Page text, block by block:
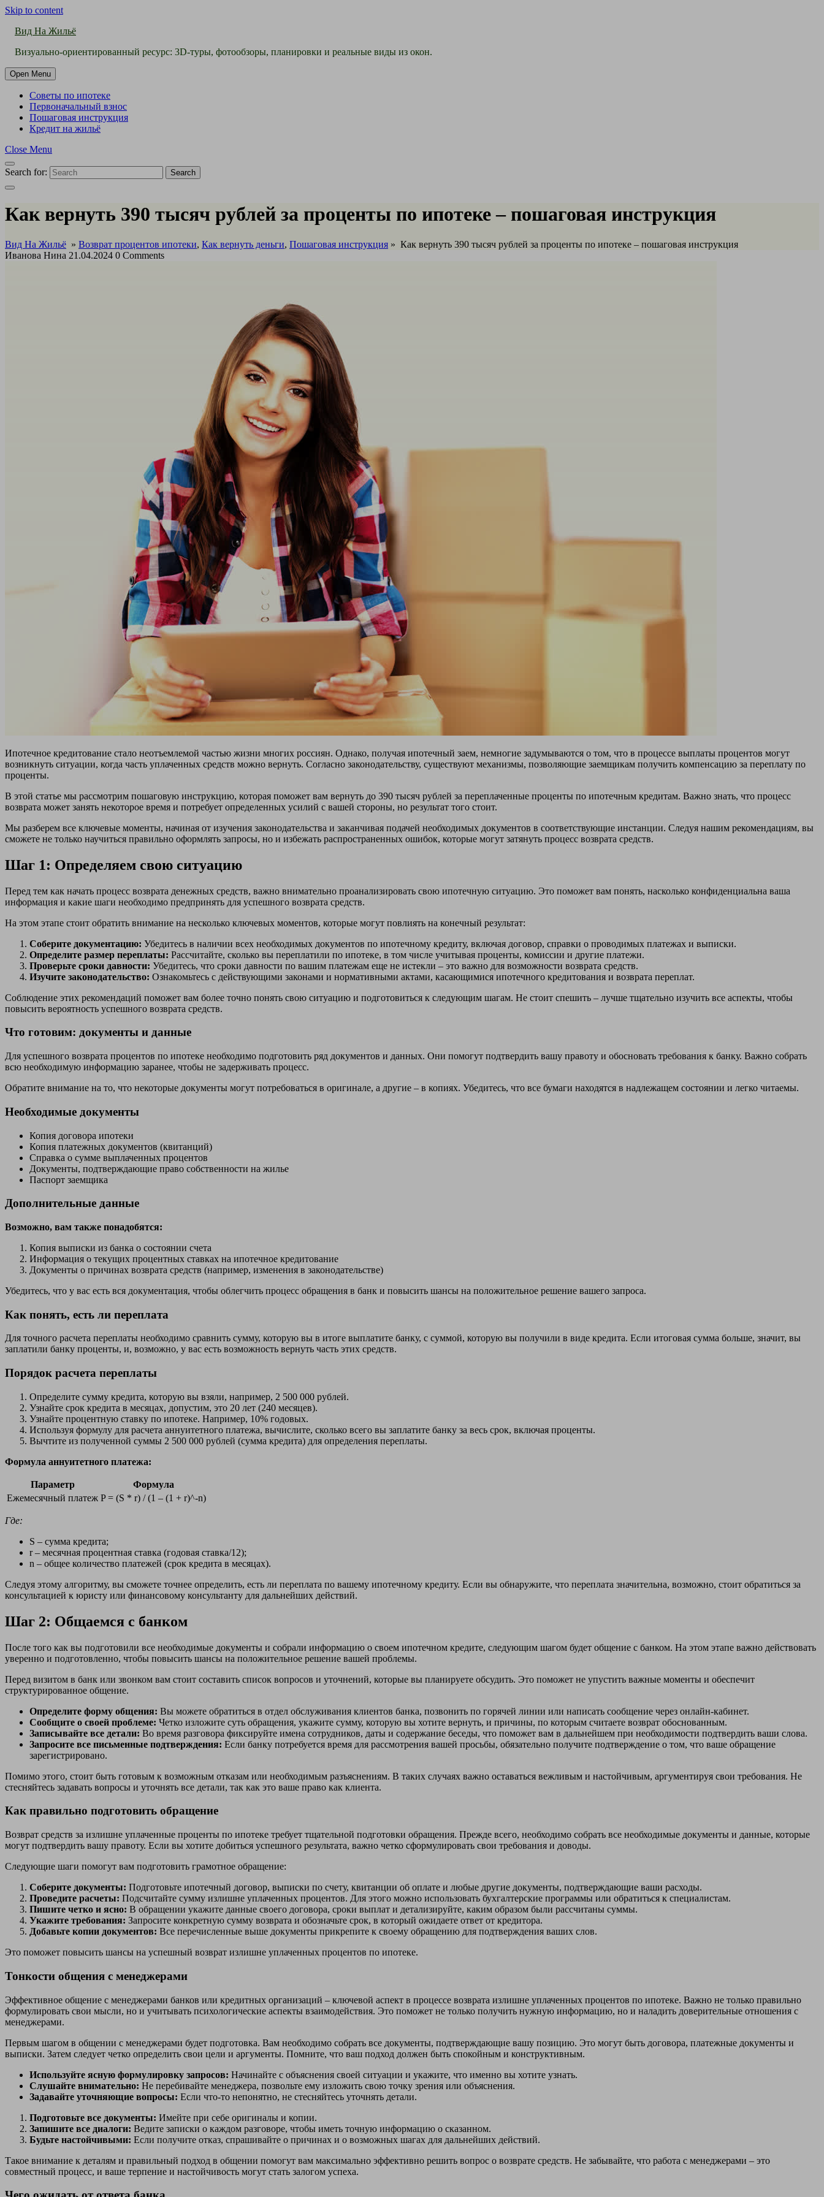
Skip to content
Вид На Жильё
Визуально-ориентированный ресурс: 3D-туры, фотообзоры, планировки и реальные виды из окон.
Open Menu
Советы по ипотеке
Первоначальный взнос
Пошаговая инструкция
Кредит на жильё
Close Menu
Search for: Search
Как вернуть 390 тысяч рублей за проценты по ипотеке – пошаговая инструкция
Вид На Жильё » Возврат процентов ипотеки, Как вернуть деньги, Пошаговая инструкция » Как вернуть 390 тысяч рублей за проценты по ипотеке – пошаговая инструкция
Иванова Нина 21.04.2024 0 Comments
Ипотечное кредитование стало неотъемлемой частью жизни многих россиян. Однако, получая ипотечный заем, немногие задумываются о том, что в процессе выплаты процентов могут
возникнуть ситуации, когда часть уплаченных средств можно вернуть. Согласно законодательству, существуют механизмы, позволяющие заемщикам получить компенсацию за переплату по
проценты.
В этой статье мы рассмотрим пошаговую инструкцию, которая поможет вам вернуть до 390 тысяч рублей за переплаченные проценты по ипотечным кредитам. Важно знать, что процесс
возврата может занять некоторое время и потребует определенных усилий с вашей стороны, но результат того стоит.
Мы разберем все ключевые моменты, начиная от изучения законодательства и заканчивая подачей необходимых документов в соответствующие инстанции. Следуя нашим рекомендациям, вы
сможете не только научиться правильно оформлять запросы, но и избежать распространенных ошибок, которые могут затянуть процесс возврата средств.
Шаг 1: Определяем свою ситуацию
Перед тем как начать процесс возврата денежных средств, важно внимательно проанализировать свою ипотечную ситуацию. Это поможет вам понять, насколько конфиденциальна ваша
информация и какие шаги необходимо предпринять для успешного возврата средств.
На этом этапе стоит обратить внимание на несколько ключевых моментов, которые могут повлиять на конечный результат:
Соберите документацию: Убедитесь в наличии всех необходимых документов по ипотечному кредиту, включая договор, справки о проводимых платежах и выписки.
Определите размер переплаты: Рассчитайте, сколько вы переплатили по ипотеке, в том числе учитывая проценты, комиссии и другие платежи.
Проверьте сроки давности: Убедитесь, что сроки давности по вашим платежам еще не истекли – это важно для возможности возврата средств.
Изучите законодательство: Ознакомьтесь с действующими законами и нормативными актами, касающимися ипотечного кредитования и возврата переплат.
Соблюдение этих рекомендаций поможет вам более точно понять свою ситуацию и подготовиться к следующим шагам. Не стоит спешить – лучше тщательно изучить все аспекты, чтобы
повысить вероятность успешного возврата средств.
Что готовим: документы и данные
Для успешного возврата процентов по ипотеке необходимо подготовить ряд документов и данных. Они помогут подтвердить вашу правоту и обосновать требования к банку. Важно собрать
всю необходимую информацию заранее, чтобы не задерживать процесс.
Обратите внимание на то, что некоторые документы могут потребоваться в оригинале, а другие – в копиях. Убедитесь, что все бумаги находятся в надлежащем состоянии и легко читаемы.
Необходимые документы
Копия договора ипотеки
Копия платежных документов (квитанций)
Справка о сумме выплаченных процентов
Документы, подтверждающие право собственности на жилье
Паспорт заемщика
Дополнительные данные
Возможно, вам также понадобятся:
Копия выписки из банка о состоянии счета
Информация о текущих процентных ставках на ипотечное кредитование
Документы о причинах возврата средств (например, изменения в законодательстве)
Убедитесь, что у вас есть вся документация, чтобы облегчить процесс обращения в банк и повысить шансы на положительное решение вашего запроса.
Как понять, есть ли переплата
Для точного расчета переплаты необходимо сравнить сумму, которую вы в итоге выплатите банку, с суммой, которую вы получили в виде кредита. Если итоговая сумма больше, значит, вы
заплатили банку проценты, и, возможно, у вас есть возможность вернуть часть этих средств.
Порядок расчета переплаты
Определите сумму кредита, которую вы взяли, например, 2 500 000 рублей.
Узнайте срок кредита в месяцах, допустим, это 20 лет (240 месяцев).
Узнайте процентную ставку по ипотеке. Например, 10% годовых.
Используя формулу для расчета аннуитетного платежа, вычислите, сколько всего вы заплатите банку за весь срок, включая проценты.
Вычтите из полученной суммы 2 500 000 рублей (сумма кредита) для определения переплаты.
Формула аннуитетного платежа:
Параметр
Формула
Ежемесячный платеж P = (S * r) / (1 – (1 + r)^-n)
Где:
S – сумма кредита;
r – месячная процентная ставка (годовая ставка/12);
n – общее количество платежей (срок кредита в месяцах).
Следуя этому алгоритму, вы сможете точнее определить, есть ли переплата по вашему ипотечному кредиту. Если вы обнаружите, что переплата значительна, возможно, стоит обратиться за
консультацией к юристу или финансовому консультанту для дальнейших действий.
Шаг 2: Общаемся с банком
После того как вы подготовили все необходимые документы и собрали информацию о своем ипотечном кредите, следующим шагом будет общение с банком. На этом этапе важно действовать
уверенно и подготовленно, чтобы повысить шансы на положительное решение вашей проблемы.
Перед визитом в банк или звонком вам стоит составить список вопросов и уточнений, которые вы планируете обсудить. Это поможет не упустить важные моменты и обеспечит
структурированное общение.
Определите форму общения: Вы можете обратиться в отдел обслуживания клиентов банка, позвонить по горячей линии или написать сообщение через онлайн-кабинет.
Сообщите о своей проблеме: Четко изложите суть обращения, укажите сумму, которую вы хотите вернуть, и причины, по которым считаете возврат обоснованным.
Записывайте все детали: Во время разговора фиксируйте имена сотрудников, даты и содержание беседы, что поможет вам в дальнейшем при необходимости подтвердить ваши слова.
Запросите все письменные подтверждения: Если банку потребуется время для рассмотрения вашей просьбы, обязательно получите подтверждение о том, что ваше обращение
зарегистрировано.
Помимо этого, стоит быть готовым к возможным отказам или необходимым разъяснениям. В таких случаях важно оставаться вежливым и настойчивым, аргументируя свои требования. Не
стесняйтесь задавать вопросы и уточнять все детали, так как это ваше право как клиента.
Как правильно подготовить обращение
Возврат средств за излишне уплаченные проценты по ипотеке требует тщательной подготовки обращения. Прежде всего, необходимо собрать все необходимые документы и данные, которые
могут подтвердить вашу правоту. Если вы хотите добиться успешного результата, важно четко сформулировать свои требования и доводы.
Следующие шаги помогут вам подготовить грамотное обращение:
Соберите документы: Подготовьте ипотечный договор, выписки по счету, квитанции об оплате и любые другие документы, подтверждающие ваши расходы.
Проведите расчеты: Подсчитайте сумму излишне уплаченных процентов. Для этого можно использовать бухгалтерские программы или обратиться к специалистам.
Пишите четко и ясно: В обращении укажите данные своего договора, сроки выплат и детализируйте, каким образом были рассчитаны суммы.
Укажите требования: Запросите конкретную сумму возврата и обозначьте срок, в который ожидаете ответ от кредитора.
Добавьте копии документов: Все перечисленные выше документы прикрепите к своему обращению для подтверждения ваших слов.
Это поможет повысить шансы на успешный возврат излишне уплаченных процентов по ипотеке.
Тонкости общения с менеджерами
Эффективное общение с менеджерами банков или кредитных организаций – ключевой аспект в процессе возврата излишне уплаченных процентов по ипотеке. Важно не только правильно
формулировать свои мысли, но и учитывать психологические аспекты взаимодействия. Это поможет не только получить нужную информацию, но и наладить доверительные отношения с
менеджерами.
Первым шагом в общении с менеджерами будет подготовка. Вам необходимо собрать все документы, подтверждающие вашу позицию. Это могут быть договора, платежные документы и
выписки. Затем следует четко определить свои цели и аргументы. Помните, что ваш подход должен быть спокойным и конструктивным.
Используйте ясную формулировку запросов: Начинайте с объяснения своей ситуации и укажите, что именно вы хотите узнать.
Слушайте внимательно: Не перебивайте менеджера, позвольте ему изложить свою точку зрения или объяснения.
Задавайте уточняющие вопросы: Если что-то непонятно, не стесняйтесь уточнять детали.
Подготовьте все документы: Имейте при себе оригиналы и копии.
Запишите все диалоги: Ведите записки о каждом разговоре, чтобы иметь точную информацию о сказанном.
Будьте настойчивыми: Если получите отказ, спрашивайте о причинах и о возможных шагах для дальнейших действий.
Такое внимание к деталям и правильный подход в общении помогут вам максимально эффективно решить вопрос о возврате средств. Не забывайте, что работа с менеджерами – это
совместный процесс, и ваше терпение и настойчивость могут стать залогом успеха.